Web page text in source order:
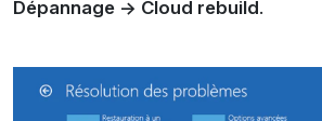
Dépannage -> Cloud rebuild.